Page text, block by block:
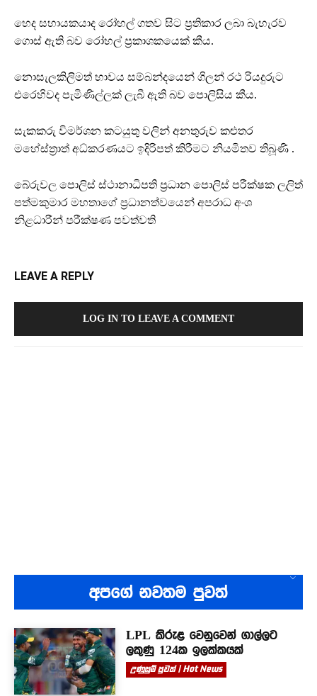
හෙද සහායකයාද රෝහල් ගතව සිට ප්‍රතිකාර ලබා බැහැරව
ගොස් ඇති බව රෝහල් ප්‍රකාශකයෙක් කීය.
නොසැලකිලිමත් භාවය සම්බන්දයෙන් ගිලන් රථ රියදුරුට
එරෙහිවද පැමිණිල්ලක් ලැබී ඇති බව පොලිසිය කීය.
සැකකරු විමර්ශන කටයුතු වලින් අනතුරුව කළුතර
මහේස්ත්‍රාත් අධ්කරණයට ඉදිරිපත් කිරීමට නියමිතව තිබූණි .
බේරුවල පොලිස් ස්ථානාධිපති ප්‍රධාන පොලිස් පරීක්ෂක ලලිත්
පත්මකුමාර මහතාගේ ප්‍රධානත්වයෙන් අපරාධ අංශ
නිළධාරීන් පරීක්ෂණ පවත්වති
LEAVE A REPLY
LOG IN TO LEAVE A COMMENT
අපගේ නවතම පුවත්
LPL කිරුළ වෙනුවෙන් ගාල්ලට
ලකුණු 124ක ඉලක්කයක්
උණුසුම් පුවත් | Hot News